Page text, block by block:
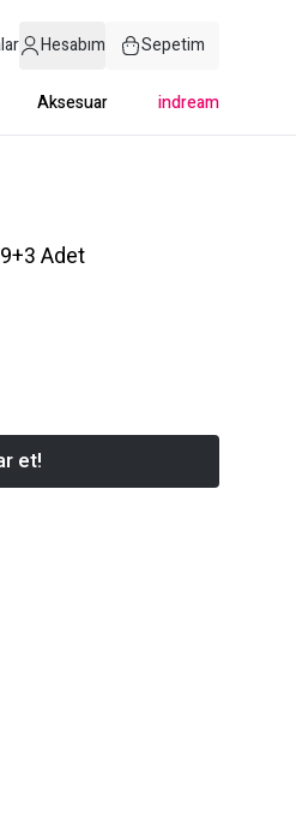
Hesabım Sepetim
Aksesuar indream
Adet
et!